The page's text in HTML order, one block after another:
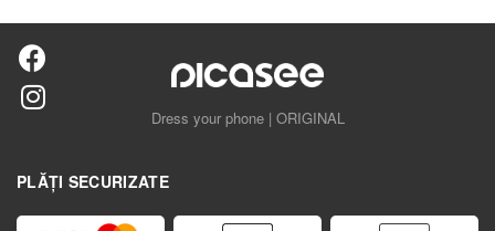
Dress your phone | ORIGINAL
PLĂȚI SECURIZATE